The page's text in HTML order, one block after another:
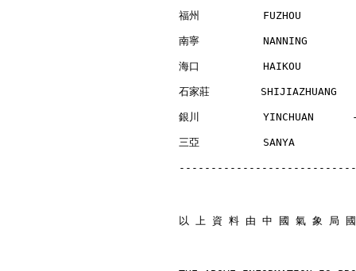
福州          FUZHOU
南寧          NANNING
海口          HAIKOU
石家莊
銀川          YINCHUAN
三亞          SANYA
以 上 資 料 由 中 國 氣 象 局